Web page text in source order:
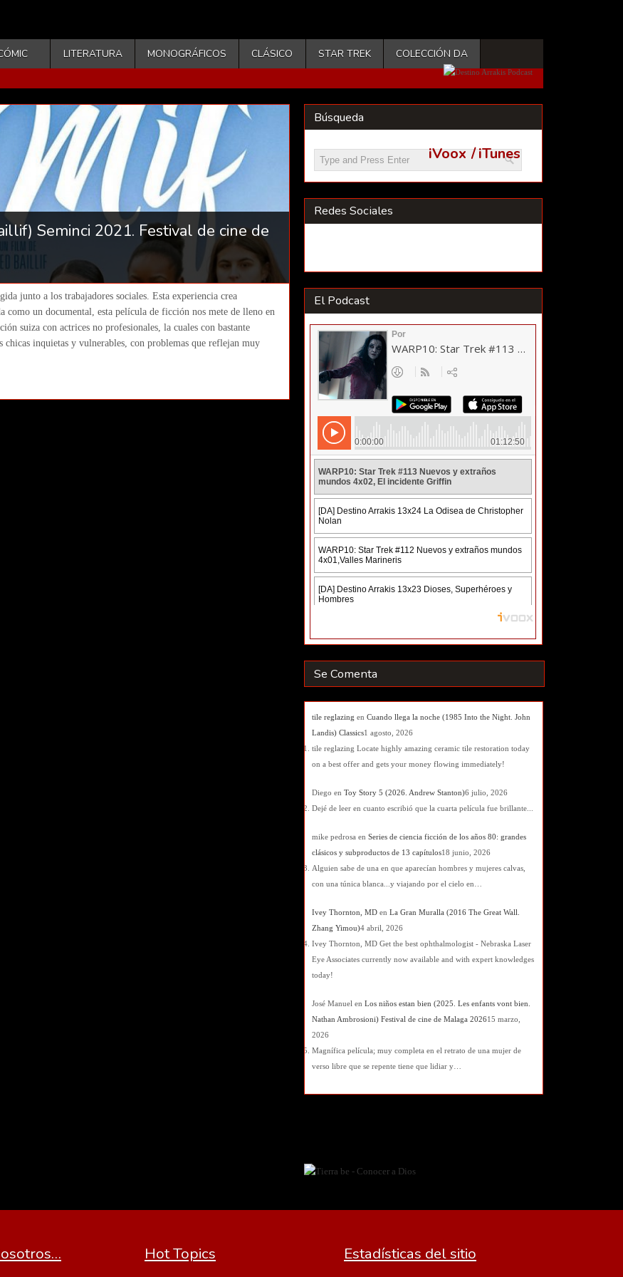
iVoox /iTunes
LITERATURA MONOGRÁFICOS CLÁSICO STAR TREK COLECCIÓN DA
Seminci 2021. Festival de cine de
junto a los trabajadores sociales. Esta experiencia crea
como un documental, esta película de ficción nos mete de lleno en
suiza con actrices no profesionales, la cuales con bastante
chicas inquietas y vulnerables, con problemas que reflejan muy
Búsqueda
Redes Sociales
El Podcast
Se Comenta
tile reglazing en Cuando llega la noche (1985 Into the Night. John
Landis) Classics1 agosto, 2026
tile reglazing Locate highly amazing ceramic tile restoration today
on a best offer and gets your money flowing immediately!
Diego en Toy Story 5 (2026. Andrew Stanton)6 julio, 2026
Dejé de leer en cuanto escribió que la cuarta película fue brillante...
mike pedrosa en Series de ciencia ficción de los años 80: grandes
clásicos y subproductos de 13 capítulos18 junio, 2026
Alguien sabe de una en que aparecían hombres y mujeres calvas,
con una túnica blanca...y viajando por el cielo en…
Ivey Thornton, MD en La Gran Muralla (2016 The Great Wall.
Zhang Yimou)4 abril, 2026
Ivey Thornton, MD Get the best ophthalmologist - Nebraska Laser
Eye Associates currently now available and with expert knowledges
today!
José Manuel en Los niños estan bien (2025. Les enfants vont bien.
Nathan Ambrosioni) Festival de cine de Malaga 202615 marzo,
2026
Magnífica película; muy completa en el retrato de una mujer de
verso libre que se repente tiene que lidiar y…
Hot Topics Estadísticas del sitio